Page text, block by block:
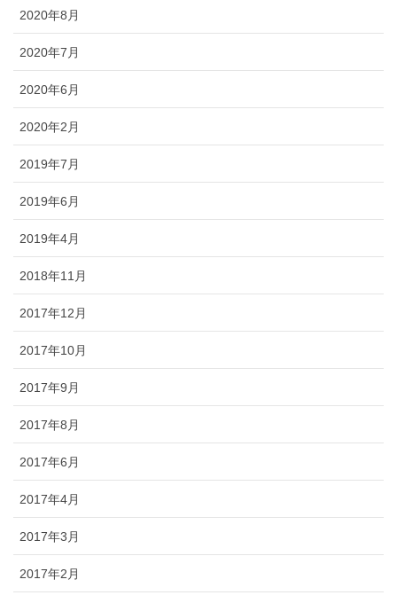
2020年8月
2020年7月
2020年6月
2020年2月
2019年7月
2019年6月
2019年4月
2018年11月
2017年12月
2017年10月
2017年9月
2017年8月
2017年6月
2017年4月
2017年3月
2017年2月